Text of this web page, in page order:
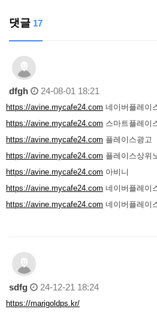
댓글 17
dfgh 24-08-01 18:21
https://avine.mycafe24.com 네이버플레이
https://avine.mycafe24.com 스마트플레이
https://avine.mycafe24.com 플레이스광고
https://avine.mycafe24.com 플레이스상위
https://avine.mycafe24.com 아비니
https://avine.mycafe24.com 네이버플레이
https://avine.mycafe24.com 네이버플레이
sdfg 24-12-21 18:24
https://marigoldps.kr/